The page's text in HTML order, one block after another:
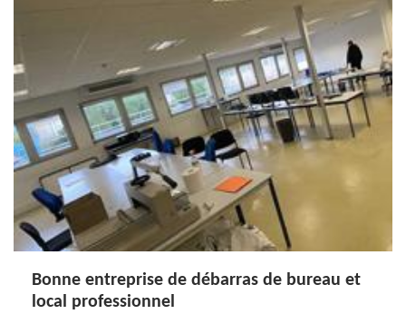
Bonne entreprise de débarras de bureau et
local professionnel